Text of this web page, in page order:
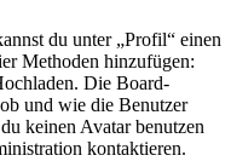
du unter „Profil“ einen
Methoden hinzufügen:
Die Board-
und wie die Benutzer
keinen Avatar benutzen
kontaktieren.